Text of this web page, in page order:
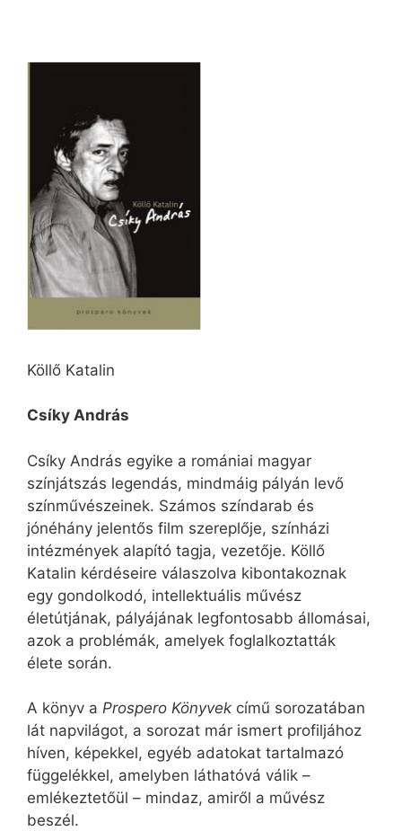
Köllő Katalin
Csíky András
Csíky András egyike a romániai magyar
színjátszás legendás, mindmáig pályán levő
színművészeinek. Számos színdarab és
jónéhány jelentős film szereplője, színházi
intézmények alapító tagja, vezetője. Köllő
Katalin kérdéseire válaszolva kibontakoznak
egy gondolkodó, intellektuális művész
életútjának, pályájának legfontosabb állomásai,
azok a problémák, amelyek foglalkoztatták
élete során.
A könyv a Prospero Könyvek című sorozatában
lát napvilágot, a sorozat már ismert profiljához
híven, képekkel, egyéb adatokat tartalmazó
függelékkel, amelyben láthatóvá válik –
emlékeztetőül – mindaz, amiről a művész
beszél.